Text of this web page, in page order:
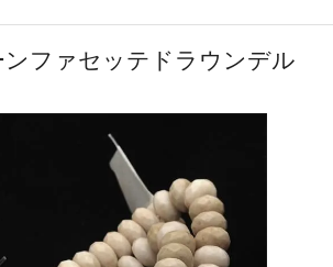
ンファセッテドラウンデル